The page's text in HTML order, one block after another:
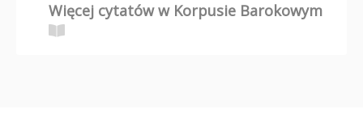
Więcej cytatów w Korpusie Barokowym